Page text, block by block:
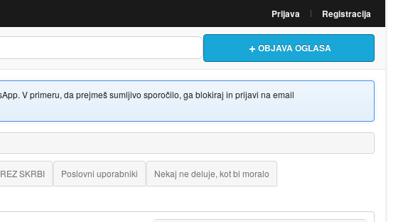
Prijava Registracija
OBJAVA OGLASA
V primeru, da prejmeš sumljivo sporočilo, ga blokiraj in prijavi na email
SKRBI Poslovni uporabniki Nekaj ne deluje, kot bi moralo